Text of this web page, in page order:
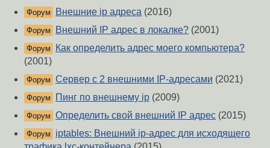
Форум Внешние ip адреса (2016)
Форум Внешний IP адрес в локалке? (2001)
Форум
Как определить адрес моего компьютера?
(2001)
Форум Сервер с 2 внешними IP-адресами (2021)
Форум Пинг по внешнему ip (2009)
Форум Определить свой внешний IP адрес (2015)
Форум
iptables: Внешний ip-адрес для исходящего